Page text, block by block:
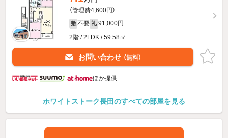
（管理費4,600円）
敷 不要 礼 91,000円
2階 / 2LDK / 59.58㎡
お問い合わせ （無料）
ほか提供
ホワイトストーク長田のすべての部屋を見る